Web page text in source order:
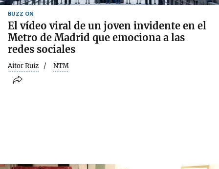
BUZZ ON
El vídeo viral de un joven invidente en el
Metro de Madrid que emociona a las
redes sociales
Aitor Ruiz NTM